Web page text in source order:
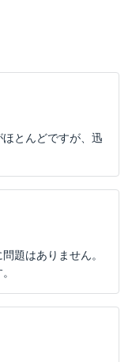
とんどですが、迅
題はありません。